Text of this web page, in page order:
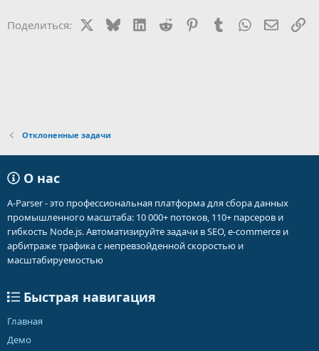
Поделиться: BlueskyLinkedIn
Reddit PinterestTumblr WhatsApp
Отклоненные задачи
О нас
A-Parser - это профессиональная платформа для сбора данных
промышленного масштаба: 10 000+ потоков, 110+ парсеров и
гибкость Node.js. Автоматизируйте задачи в SEO, e-commerce и
арбитраже трафика с непревзойденной скоростью и
масштабируемостью
Быстрая навигация
Главная
Демо